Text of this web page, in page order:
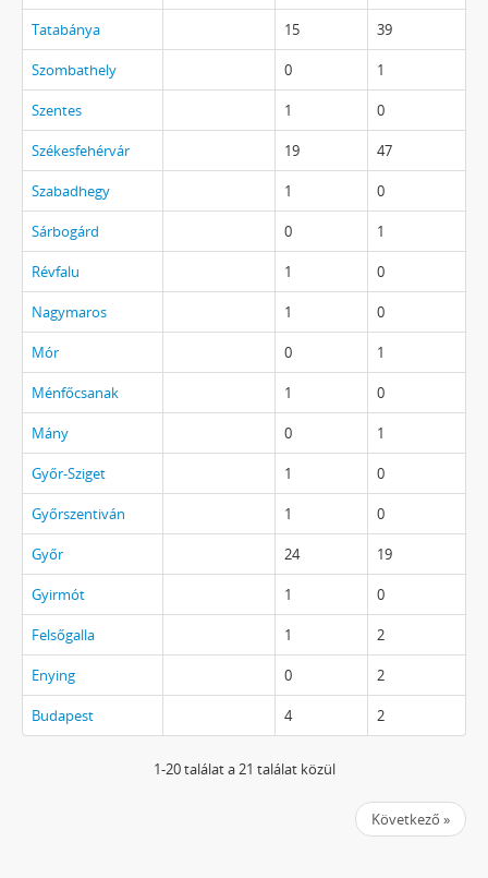
Tatabánya 15 39
Szombathely 0 1
Szentes 1 0
Székesfehérvár 19 47
Szabadhegy 1 0
Sárbogárd 0 1
Révfalu 1 0
Nagymaros 1 0
Mór 0 1
Ménfőcsanak 1 0
Mány 0 1
Győr-Sziget 1 0
Győrszentiván 1 0
Győr 24 19
Gyirmót 1 0
Felsőgalla 1 2
Enying 0 2
Budapest 4 2
1-20 találat a 21 találat közül
Következő »